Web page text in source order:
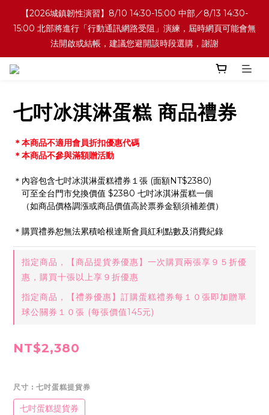
【2026城鎮韌性演習】8/10 14:30-15:00 中部／8/13 14:30-
15:00 北部將進行「行動通訊網路受阻」演練，屆時網頁可能會無
法開啟或結帳，建議您避開該時段選購，謝謝
七吋冰淇淋蛋糕 商品禮券
＊本商品不適用會員折扣優惠代碼
＊本商品不參與滿額贈活動
＊內容包含七吋冰淇淋蛋糕禮券１張 (面額NT$2380)
可至全台門市兌換價值 $2380 七吋冰淇淋蛋糕一個
（如商品價格調漲或商品價值高於票券金額須補差價）
＊購買禮券恕無法累積哈根達斯會員紅利點數及消費紀錄
指定商品，【商品提貨券優惠】一次購買兩張享９５折優
惠，購買十張以上享９折優惠
指定商品，【禮券優惠】訂購蛋糕禮券每１０張即加贈單
球公關券１０張 (每張價值145元)
NT$2,380
尺寸 : 七吋蛋糕提貨券
七吋蛋糕提貨券